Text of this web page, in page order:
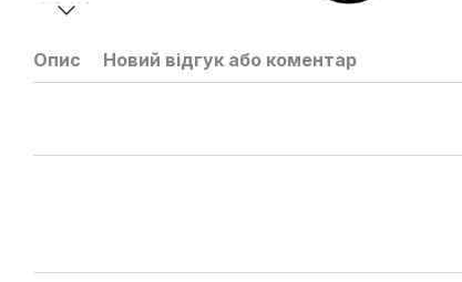
Опис Новий відгук або коментар